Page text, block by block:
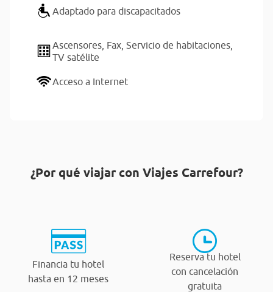
Adaptado para discapacitados
Ascensores, Fax, Servicio de habitaciones,
TV satélite
Acceso a Internet
¿Por qué viajar con Viajes Carrefour?
Financia tu hotel
hasta en 12 meses
Reserva tu hotel
con cancelación
gratuita